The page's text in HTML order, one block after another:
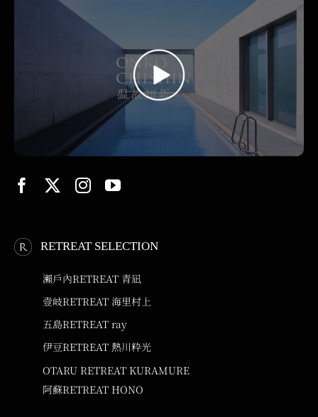
RETREAT SELECTION
瀨戶內RETREAT 青凪
壹岐RETREAT 海里村上
五島RETREAT ray
伊豆RETREAT 熱川粋光
OTARU RETREAT KURAMURE
阿蘇RETREAT HONO